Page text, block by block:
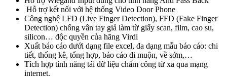
Hỗ trợ kết nối với hệ thống Video Door Phone
Công nghệ LFD (Live Finger Detection), FFD (Fake Finger
Detection) chống vân tay giả làm từ giấy scan, film, cao su,
silicon… độc quyền của hãng Virdi
Xuất báo cáo dưới dạng file excel, đa dạng mẫu báo cáo: chi
tiết, thống kê, tổng hợp, báo cáo đi muộn, về sớm,…
Tích hợp tính năng tải dữ liệu chấm công từ xa qua mạng
internet.